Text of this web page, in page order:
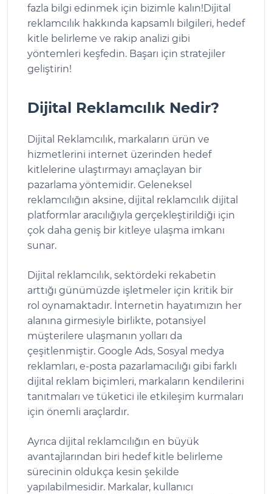
fazla bilgi edinmek için bizimle kalın!Dijital
reklamcılık hakkında kapsamlı bilgileri, hedef
kitle belirleme ve rakip analizi gibi
yöntemleri keşfedin. Başarı için stratejiler
geliştirin!
Dijital Reklamcılık Nedir?
Dijital Reklamcılık, markaların ürün ve
hizmetlerini internet üzerinden hedef
kitlelerine ulaştırmayı amaçlayan bir
pazarlama yöntemidir. Geleneksel
reklamcılığın aksine, dijital reklamcılık dijital
platformlar aracılığıyla gerçekleştirildiği için
çok daha geniş bir kitleye ulaşma imkanı
sunar.
Dijital reklamcılık, sektördeki rekabetin
arttığı günümüzde işletmeler için kritik bir
rol oynamaktadır. İnternetin hayatımızın her
alanına girmesiyle birlikte, potansiyel
müşterilere ulaşmanın yolları da
çeşitlenmiştir. Google Ads, Sosyal medya
reklamları, e-posta pazarlamacılığı gibi farklı
dijital reklam biçimleri, markaların kendilerini
tanıtmaları ve tüketici ile etkileşim kurmaları
için önemli araçlardır.
Ayrıca dijital reklamcılığın en büyük
avantajlarından biri hedef kitle belirleme
sürecinin oldukça kesin şekilde
yapılabilmesidir. Markalar, kullanıcı